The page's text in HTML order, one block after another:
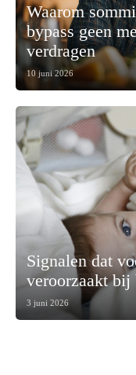
Waarom
bypass geen
verdragen
10 juni 2026
Signalen dat
veroorzaakt bij
3 juni 2026